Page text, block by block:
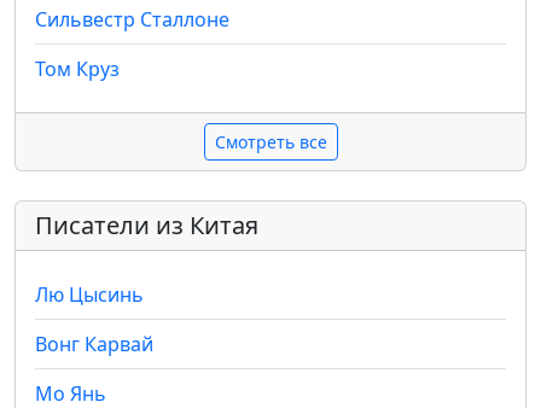
Сильвестр Сталлоне
Том Круз
Смотреть все
Писатели из Китая
Лю Цысинь
Вонг Карвай
Мо Янь